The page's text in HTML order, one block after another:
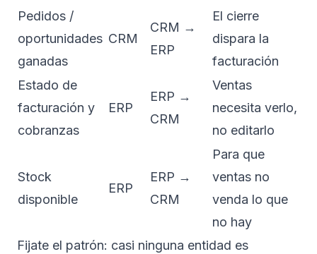
Pedidos /
oportunidades
ganadas
CRM
CRM →
ERP
El cierre
dispara la
facturación
Estado de
facturación y
cobranzas
ERP
ERP →
CRM
Ventas
necesita verlo,
no editarlo
Stock
disponible
ERP
ERP →
CRM
Para que
ventas no
venda lo que
no hay
Fijate el patrón: casi ninguna entidad es